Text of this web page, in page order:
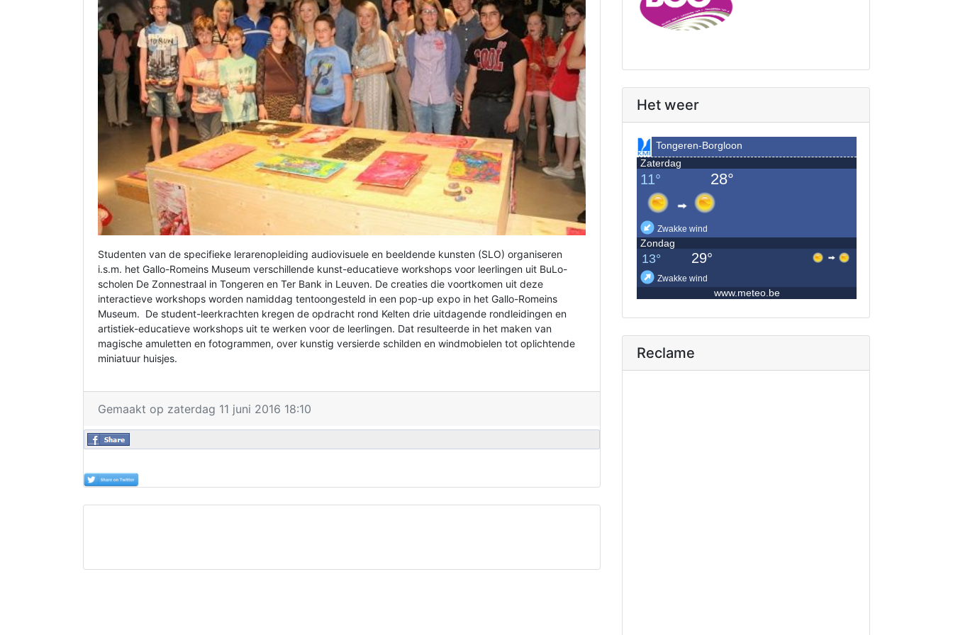
Studenten van de specifieke lerarenopleiding audiovisuele en beeldende kunsten (SLO) organiseren
i.s.m. het Gallo-Romeins Museum verschillende kunst-educatieve workshops voor leerlingen uit BuLo-
scholen De Zonnestraal in Tongeren en Ter Bank in Leuven. De creaties die voortkomen uit deze
interactieve workshops worden namiddag tentoongesteld in een pop-up expo in het Gallo-Romeins
Museum. De student-leerkrachten kregen de opdracht rond Kelten drie uitdagende rondleidingen en
artistiek-educatieve workshops uit te werken voor de leerlingen. Dat resulteerde in het maken van
magische amuletten en fotogrammen, over kunstig versierde schilden en windmobielen tot oplichtende
miniatuur huisjes.
Gemaakt op zaterdag 11 juni 2016 18:10
Het weer
Reclame